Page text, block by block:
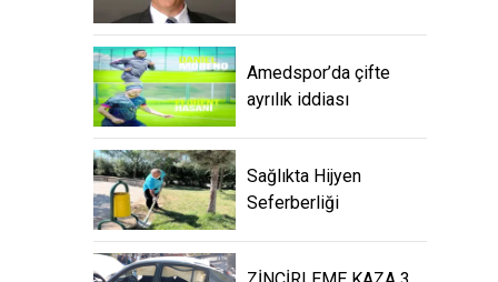
Amedspor’da çifte
ayrılık iddiası
Sağlıkta Hijyen
Seferberliği